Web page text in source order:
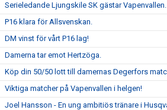
Serieledande Ljungskile SK gästar Vapenvallen.
P16 klara för Allsvenskan.
DM vinst för vårt P16 lag!
Damerna tar emot Hertzöga.
Köp din 50/50 lott till damernas Degerfors
Viktiga matcher på Vapenvallen i helgen!
Joel Hansson - En ung ambitiös tränare i